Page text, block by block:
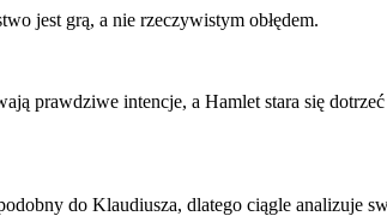
jest grą, a nie rzeczywistym obłędem.
prawdziwe intencje, a Hamlet stara się
do Klaudiusza, dlatego ciągle analizuje